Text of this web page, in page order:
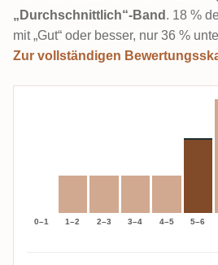
„Durchschnittlich“-Band . 18 %
mit „Gut“ oder besser, nur 36 %
Zur vollständigen
0–1 1–2 2–3 3–4 4–5 5–6